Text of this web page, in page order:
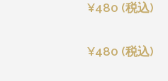
¥480 (税込)
¥480 (税込)